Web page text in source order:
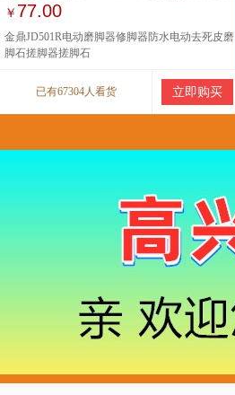
￥ 77.00
金鼎JD501R电动磨脚器修脚器防水电动去死皮磨
脚石搓脚器搓脚石
已有67304人看货 立即购买